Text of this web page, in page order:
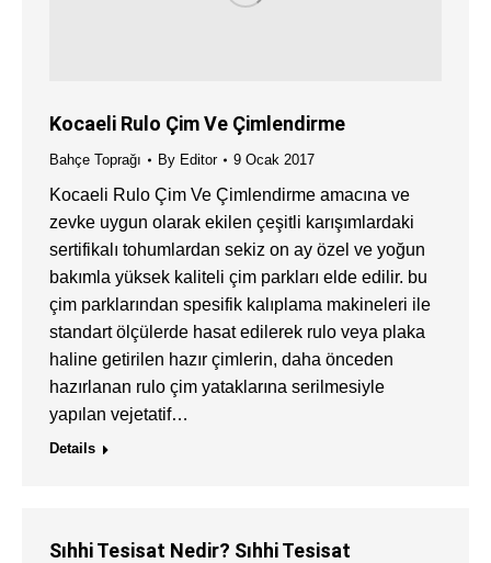
Kocaeli Rulo Çim Ve Çimlendirme
Bahçe Toprağı By Editor 9 Ocak 2017
Kocaeli Rulo Çim Ve Çimlendirme amacına ve
zevke uygun olarak ekilen çeşitli karışımlardaki
sertifikalı tohumlardan sekiz on ay özel ve yoğun
bakımla yüksek kaliteli çim parkları elde edilir. bu
çim parklarından spesifik kalıplama makineleri ile
standart ölçülerde hasat edilerek rulo veya plaka
haline getirilen hazır çimlerin, daha önceden
hazırlanan rulo çim yataklarına serilmesiyle
yapılan vejetatif…
Details
Sıhhi Tesisat Nedir? Sıhhi Tesisat